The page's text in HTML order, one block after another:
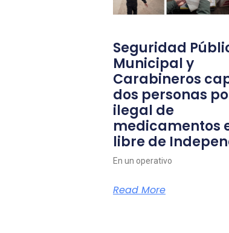
Seguridad
Municipal y
Carabineros
dos personas
ilegal de
medicamentos
libre de
En un operativo
Read More